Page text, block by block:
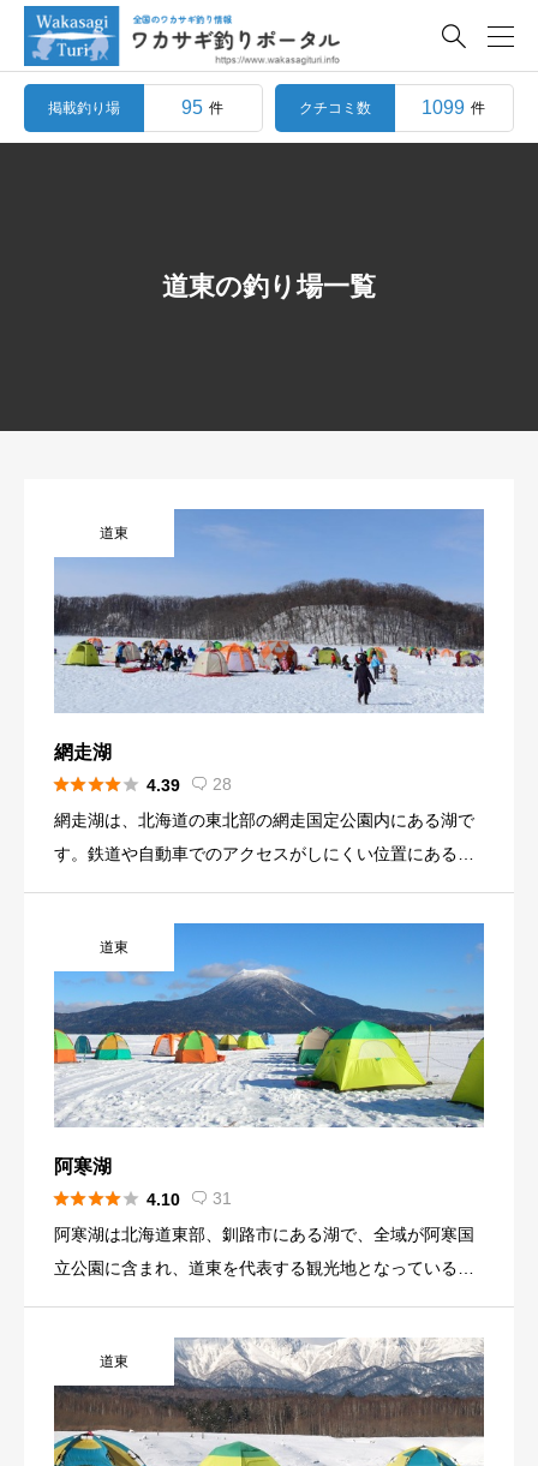

掲載釣り場 95 件 クチコミ数 1099 件
道東の釣り場一覧
道東
網走湖
 4.39  28
網走湖は、北海道の東北部の網走国定公園内にある湖で
す。鉄道や自動車でのアクセスがしにくい位置にあるこ
代の時代には、オホーツク海につながっていたほど、距
離的に近い位置にあります。長い歳月を経て陸地で隔て
られてきましたが、湖面の標高が低い位置にあるため、
満潮時にはオホーツク海の海水が流入することもあり、
海水と淡水の中間の汽水という水質とされています。冬
季は、近くの網走港からオホーツク海の流氷を鑑賞のた
めに、観光船が運行することでも有名です。 網走湖の周
辺には、満別湿地植物群落という国の天然記念物の湿地
があり、4月～5月にかけては、ハンノキ、ミズバショウ
などの鑑賞スポットになっています。 夏は、ボート競技
の公認コースが設営されているため、全国から競技の選
の温泉があり観光地としても多くの方が訪れる湖でもあ
ります。 冬季の網走湖は、北海道の厳しい自然の寒さで
湖が凍結し、湖上でワカサギ釣りが楽しめます。ワカサ
ギ以外でもシジミ、コイ、サケ・マスなどの養殖魚業も
道東
阿寒湖
 4.10  31
阿寒湖は北海道東部、釧路市にある湖で、全域が阿寒国
立公園に含まれ、道東を代表する観光地となっている。
物のマリモや、ヒメマスが生息する。 冬は全面結氷し、
氷上でのワカサギ釣りの他に、スケート、スノーモービ
ルなどのウィンタースポーツを楽しむことができ、阿寒
湖氷上フェスティバル・冬華火などのイベントも開催さ
道東